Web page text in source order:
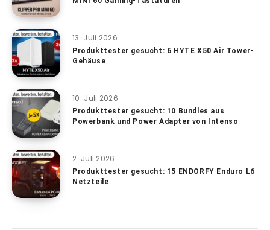
13. Juli 2026
Produkttester gesucht: 6 HYTE X50 Air Tower-
Gehäuse
10. Juli 2026
Produkttester gesucht: 10 Bundles aus
Powerbank und Power Adapter von Intenso
2. Juli 2026
Produkttester gesucht: 15 ENDORFY Enduro L6
Netzteile